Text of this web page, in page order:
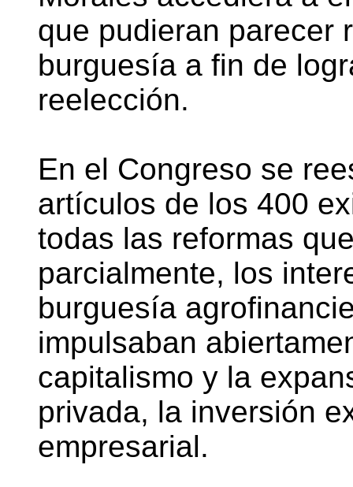
que pudieran parecer
burguesía a fin de
reelección.
En el Congreso se
artículos de los 400
todas las reformas
parcialmente, los
burguesía
impulsaban
capitalismo y la
privada, la inversión
empresarial.